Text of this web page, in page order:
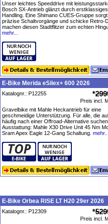
Unser leichtes Speeddrive mit
Bosch SX-Antrieb glänzt durch erstklassiges
Handling. Eine Shimano CUES-Gruppe
präzise Schaltvorgänge und schicke Retro-
machen diesen Stadtflitzer zum echten
mehr...
E-Bike Merida eSilex+ 600 2026
Katalognr.: P12255 *
Preis incl.
Gravelbike mit Mahle Heckantrieb für eine
geschmeidige Unterstützung. Für alle, die
häufig nach einer Offroad-Alternative
Ausstattung: Mahle X30 Drive Unit 45 Nm
Sram Apex Eagle 12-Gang Schaltung. mehr...
E-Bike Orbea RISE LT H20 29er 2026
Katalognr.: P12309 *
Preis incl.